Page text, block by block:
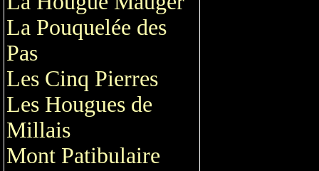
La Pouquelée des
Pas
Les Cinq Pierres
Les Hougues de
Millais
Mont Patibulaire